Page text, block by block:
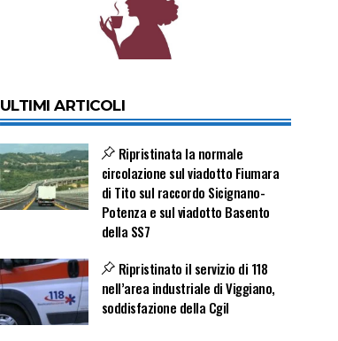
ULTIMI ARTICOLI
Ripristinata la normale
circolazione sul viadotto Fiumara
di Tito sul raccordo Sicignano-
Potenza e sul viadotto Basento
della SS7
Ripristinato il servizio di 118
nell’area industriale di Viggiano,
soddisfazione della Cgil